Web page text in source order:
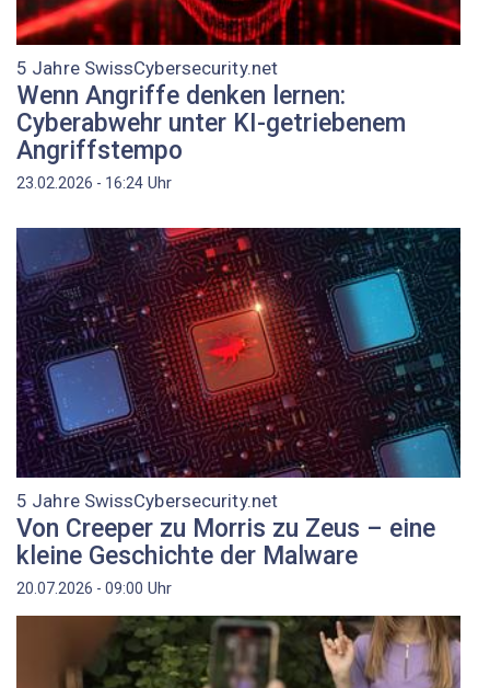
5 Jahre SwissCybersecurity.net
Wenn Angriffe denken lernen:
Cyberabwehr unter KI-getriebenem
Angriffstempo
23.02.2026 - 16:24 Uhr
5 Jahre SwissCybersecurity.net
Von Creeper zu Morris zu Zeus – eine
kleine Geschichte der Malware
20.07.2026 - 09:00 Uhr